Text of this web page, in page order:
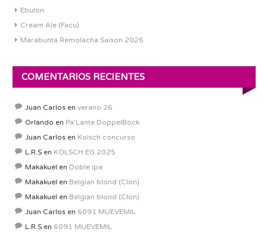
Ebulon
Cream Ale (Facu)
Marabunta Remolacha Saison 2026
COMENTARIOS RECIENTES
Juan Carlos en verano 26
Orlando en Pa’Lante DoppelBock
Juan Carlos en Kolsch concurso
L.R.S en KOLSCH EG 2025
Makakuel en Doble ipa
Makakuel en Belgian blond (Clon)
Makakuel en Belgian blond (Clon)
Juan Carlos en 6091 MUEVEMIL
L.R.S en 6091 MUEVEMIL